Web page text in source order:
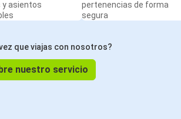
y asientos
pertenencias de forma
segura
que viajas con nosotros?
nuestro servicio